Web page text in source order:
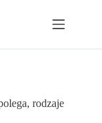
rodzaje